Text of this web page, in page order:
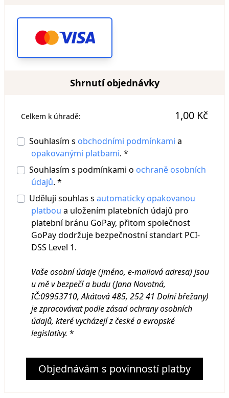
Shrnutí objednávky
Celkem k úhradě: 1,00 Kč
Souhlasím s obchodními podmínkami a
opakovanými platbami. *
Souhlasím s podmínkami o ochraně osobních
údajů. *
Uděluji souhlas s automaticky opakovanou
platbou a uložením platebních údajů pro
platební bránu GoPay, přitom společnost
GoPay dodržuje bezpečnostní standart PCI-
DSS Level 1.
Vaše osobní údaje (jméno, e-mailová adresa) jsou
u mě v bezpečí a budu (Jana Novotná,
IČ:09953710, Akátová 485, 252 41 Dolní břežany)
je zpracovávat podle zásad ochrany osobních
údajů, které vycházejí z české a evropské
legislativy. *
Objednávám s povinností platby